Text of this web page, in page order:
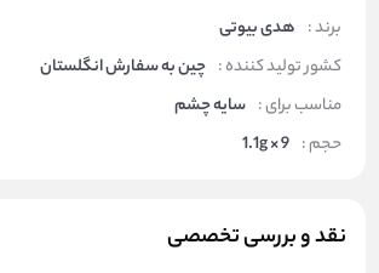
برند : هدی بیوتی
کشور تولید کننده : چین به سفارش انگلستان
مناسب برای : سایه چشم
حجم : 1.1g × 9
نقد و بررسی تخصصی